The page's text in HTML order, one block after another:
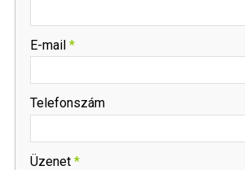
-
E-mail *
Telefonszám
Üzenet *